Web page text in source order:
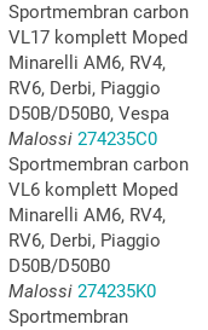
Sportmembran carbon
VL17 komplett Moped
Minarelli AM6, RV4,
RV6, Derbi, Piaggio
D50B/D50B0, Vespa
Malossi 274235C0
Sportmembran carbon
VL6 komplett Moped
Minarelli AM6, RV4,
RV6, Derbi, Piaggio
D50B/D50B0
Malossi 274235K0
Sportmembran